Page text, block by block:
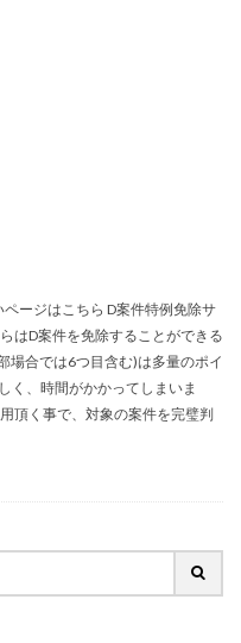
ージはこちら D案件特例免除サ
はD案件を免除することができる
場合では6つ目含む)は多量のポイ
く、時間がかかってしまいま
頂く事で、対象の案件を完璧判